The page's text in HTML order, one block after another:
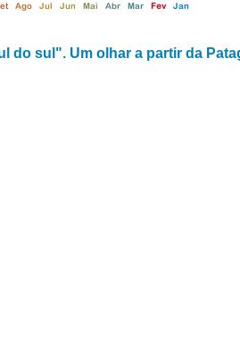
Ago Jul Jun Mai Abr Mar Fev Jan
do sul". Um olhar a partir da